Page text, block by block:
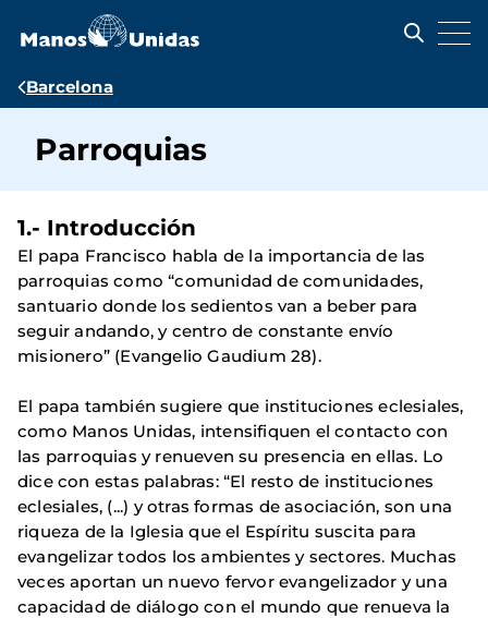
contenido
Ruta
navegación
Barcelona
Parroquias
1.- Introducción
El papa Francisco habla de la importancia de las
parroquias como “comunidad de comunidades,
santuario donde los sedientos van a beber para
seguir andando, y centro de constante envío
misionero” (Evangelio Gaudium 28).
El papa también sugiere que instituciones eclesiales,
como Manos Unidas, intensifiquen el contacto con
las parroquias y renueven su presencia en ellas. Lo
dice con estas palabras: “El resto de instituciones
eclesiales, (...) y otras formas de asociación, son una
riqueza de la Iglesia que el Espíritu suscita para
evangelizar todos los ambientes y sectores. Muchas
veces aportan un nuevo fervor evangelizador y una
capacidad de diálogo con el mundo que renueva la